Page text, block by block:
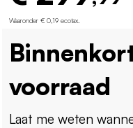
Waaronder € 0,19 ecotax
voorraad
Laat me weten